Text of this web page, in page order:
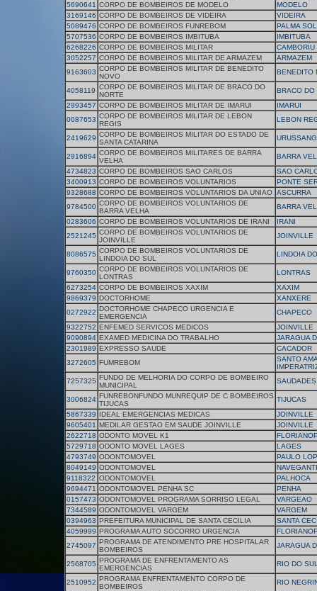
5690641 CORPO DE BOMBEIROS DE MODELO
MODELO
3169146 CORPO DE BOMBEIROS DE VIDEIRA
VIDEIRA
5089476 CORPO DE BOMBEIROS FUNREBOM
PALMA
5707536 CORPO DE BOMBEIROS IMBITUBA
IMBITUBA
6268226 CORPO DE BOMBEIROS MILITAR
CAMBORIU
3052257 CORPO DE BOMBEIROS MILITAR DE ARMAZEM
ARMAZEM
9163603 CORPO DE BOMBEIROS MILITAR DE BENEDITO
NOVO
BENEDITO
4058119 CORPO DE BOMBEIROS MILITAR DE BRACO DO
NORTE
BRACO DO
2993457 CORPO DE BOMBEIROS MILITAR DE IMARUI
IMARUI
0087653 CORPO DE BOMBEIROS MILITAR DE LEBON
REGIS
LEBON
2419629 CORPO DE BOMBEIROS MILITAR DO ESTADO DE
SANTA CATARINA
2916894 CORPO DE BOMBEIROS MILITARES DE BARRA
VELHA
BARRA
4734823 CORPO DE BOMBEIROS SAO CARLOS
SAO
3400913 CORPO DE BOMBEIROS VOLUNTARIOS
PONTE
9328688 CORPO DE BOMBEIROS VOLUNTARIOS DA UNIAO ASCURRA
9784500 CORPO DE BOMBEIROS VOLUNTARIOS DE
BARRA VELHA
BARRA
0283606 CORPO DE BOMBEIROS VOLUNTARIOS DE IRANI
IRANI
2521245 CORPO DE BOMBEIROS VOLUNTARIOS DE
JOINVILLE
JOINVILLE
8086575 CORPO DE BOMBEIROS VOLUNTARIOS DE
LINDOIA DO SUL
LINDOIA
9760350 CORPO DE BOMBEIROS VOLUNTARIOS DE
LONTRAS
LONTRAS
6273254 CORPO DE BOMBEIROS XAXIM
XAXIM
9869379 DOCTORHOME
XANXERE
0272922 DOCTORHOME CHAPECO URGENCIA E
EMERGENCIA
CHAPECO
9322752 ENFEMED SERVICOS MEDICOS
JOINVILLE
9090894 EXAMED MEDICINA DO TRABALHO
JARAGUA
2301989 EXPRESSO SAUDE
CACADOR
3272605 FUMREBOM
SANTO
7257325 FUNDO DE MELHORIA DO CORPO DE BOMBEIRO
MUNICIPAL
SAUDADES
3006824 FUNREBONFUNDO MUNREQUIP DE C BOMBEIROS
TIJUCAS
TIJUCAS
5867339 IDEAL EMERGENCIAS MEDICAS
JOINVILLE
9605401 MEDILAR GESTAO EM SAUDE JOINVILLE
JOINVILLE
2622718 ODONTO MOVEL K1
5729718 ODONTO MOVEL LAGES
LAGES
4793749 ODONTOMOVEL
PAULO
8049149 ODONTOMOVEL
9118322 ODONTOMOVEL
PALHOCA
9694471 ODONTOMOVEL PENHA SC
PENHA
0157473 ODONTOMOVEL PROGRAMA SORRISO LEGAL
VARGEAO
7344589 ODONTOMOVEL VARGEM
VARGEM
0394963 PREFEITURA MUNICIPAL DE SANTA CECILIA
SANTA
4059999 PROGRAMA AUTO SOCORRO URGENCIA
2745097 PROGRAMA DE ATENDIMENTO PRE HOSPITALAR
BOMBEIROS
JARAGUA
2568705 PROGRAMA DE ENFRENTAMENTO AS
EMERGENCIAS
RIO DO
2510952 PROGRAMA ENFRENTAMENTO CORPO DE
BOMBEIROS
RIO